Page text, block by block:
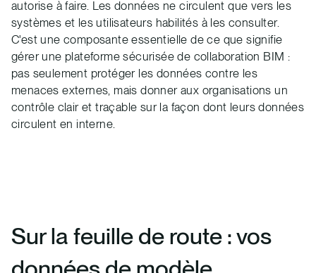
autorise à faire. Les données ne circulent que vers les
systèmes et les utilisateurs habilités à les consulter.
C'est une composante essentielle de ce que signifie
gérer une plateforme sécurisée de collaboration BIM :
pas seulement protéger les données contre les
menaces externes, mais donner aux organisations un
contrôle clair et traçable sur la façon dont leurs données
circulent en interne.
Sur la feuille de route : vos